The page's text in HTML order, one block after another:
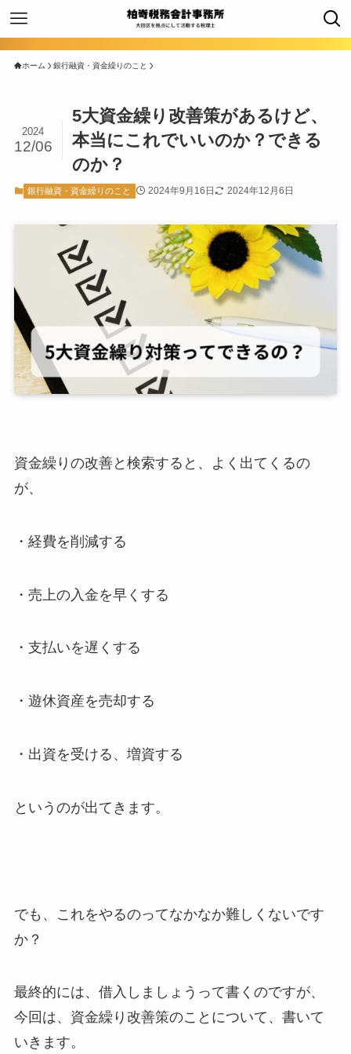
ホーム 銀行融資・資金繰りのこと
5大資金繰り改善策があるけど、
本当にこれでいいのか？できる
のか？
2024
12/06
銀行融資・資金繰りのこと 2024年9月16日 2024年12月6日
資金繰りの改善と検索すると、よく出てくるの
が、
・経費を削減する
・売上の入金を早くする
・支払いを遅くする
・遊休資産を売却する
・出資を受ける、増資する
というのが出てきます。
でも、これをやるのってなかなか難しくないです
か？
最終的には、借入しましょうって書くのですが、
今回は、資金繰り改善策のことについて、書いて
いきます。